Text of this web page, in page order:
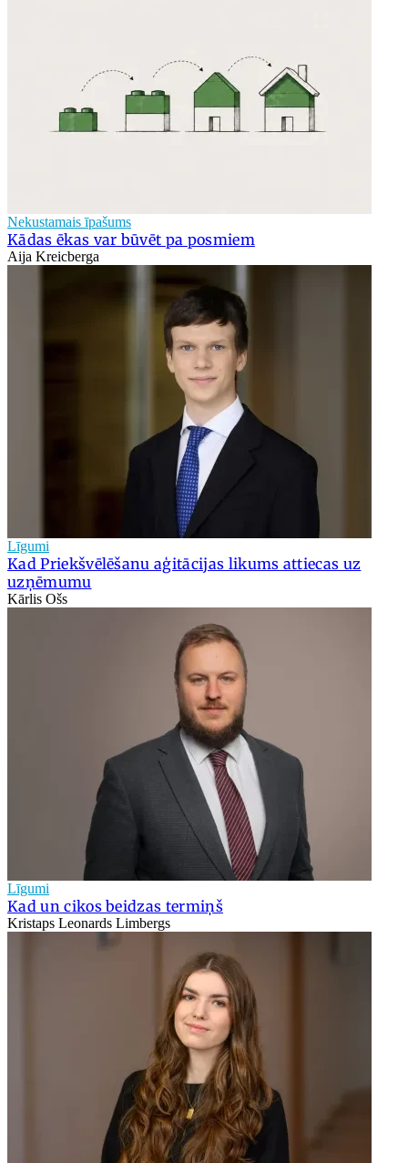
Nekustamais īpašums
Kādas ēkas var būvēt pa posmiem
Aija Kreicberga
Līgumi
Kad Priekšvēlēšanu aģitācijas likums attiecas uz
uzņēmumu
Kārlis Ošs
Līgumi
Kad un cikos beidzas termiņš
Kristaps Leonards Limbergs